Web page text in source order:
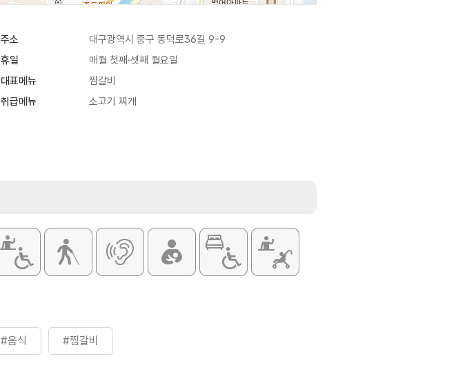
주소
대구광역시 중구 동덕로36길 9-9
휴일
매월 첫째·셋째 월요일
대표메뉴
찜갈비
취급메뉴
소고기 찌개
#음식 #찜갈비